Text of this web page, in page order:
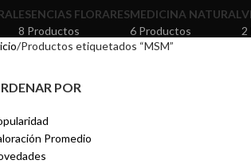
ESENCIAS FLORARES
8 Productos
MEDICINA NATURAL
6 Productos
2
Productos etiquetados “MSM”
POR
Promedio